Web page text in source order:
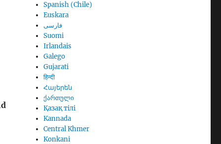
Spanish (Chile)
Euskara
فارسی
Suomi
Irlandais
Galego
Gujarati
हिन्दी
Հայերեն
ქართული
Қазақ тілі
Kannada
Central Khmer
Konkani